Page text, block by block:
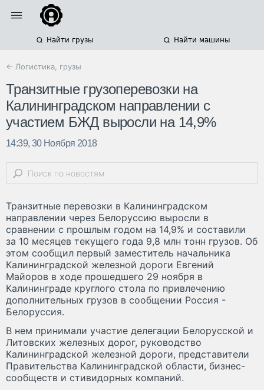
Найти грузы Найти машины
← Логистика, грузы
Транзитные грузоперевозки на
Калининградском направлении с
участием БЖД выросли на 14,9%
14:39, 30 Ноября 2018
Транзитные перевозки в Калининградском
направлении через Белоруссию выросли в
сравнении с прошлым годом на 14,9% и составили
за 10 месяцев текущего года 9,8 млн тонн грузов. Об
этом сообщил первый заместитель начальника
Калининградской железной дороги Евгений
Майоров в ходе прошедшего 29 ноября в
Калининграде круглого стола по привлечению
дополнительных грузов в сообщении Россия -
Белоруссия.
В нем принимали участие делегации Белорусской и
Литовских железных дорог, руководство
Калининградской железной дороги, представители
Правительства Калининградской области, бизнес-
сообществ и стивидорных компаний.